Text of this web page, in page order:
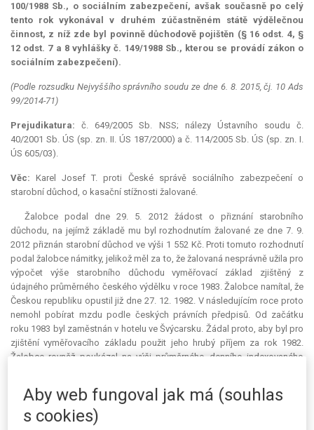
100/1988 Sb., o sociálním zabezpečení, avšak současně po celý
tento rok vykonával v druhém zúčastněném státě výdělečnou
činnost, z níž zde byl povinně důchodově pojištěn (§ 16 odst. 4, §
12 odst. 7 a 8 vyhlášky č. 149/1988 Sb., kterou se provádí zákon o
sociálním zabezpečení).
(Podle rozsudku Nejvyššího správního soudu ze dne 6. 8. 2015, čj. 10 Ads
99/2014-71)
Prejudikatura: č. 649/2005 Sb. NSS; nálezy Ústavního soudu č.
40/2001 Sb. ÚS (sp. zn. II. ÚS 187/2000) a č. 114/2005 Sb. ÚS (sp. zn. I.
ÚS 605/03).
Věc:Karel Josef T. proti České správě sociálního zabezpečení o
starobní důchod, o kasační stížnosti žalované.
Žalobce podal dne 29. 5. 2012 žádost o přiznání starobního
důchodu, na jejímž základě mu byl rozhodnutím žalované ze dne 7. 9.
2012 přiznán starobní důchod ve výši 1 552 Kč. Proti tomuto rozhodnutí
podal žalobce námitky, jelikož měl za to, že žalovaná nesprávně užila pro
výpočet výše starobního důchodu vyměřovací základ zjištěný z
údajného průměrného českého výdělku v roce 1983. Žalobce namítal, že
Českou republiku opustil již dne 27. 12. 1982. V následujícím roce proto
nemohl pobírat mzdu podle českých právních předpisů. Od začátku
roku 1983 byl zaměstnán v hotelu ve Švýcarsku. Žádal proto, aby byl pro
zjištění vyměřovacího základu použit jeho hrubý příjem za rok 1982.
Žalobce rovněž poukázal na výši průměrného denního indexovaného
V rozhodnutí o námitkách ze dne 15. 11. 2012 žalovaná posoudila
námitky žalobce jako nedůvodné a rozhodnutí I. stupně potvrdila. Při
Aby web fungoval jak má (souhlas
s cookies)